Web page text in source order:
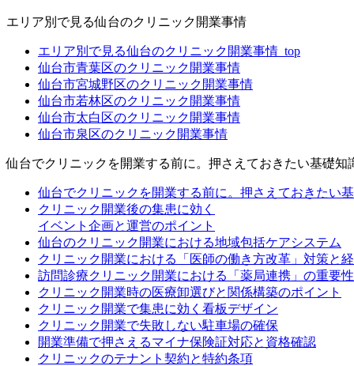
エリア別で見る仙台のクリニック開業事情
エリア別で見る仙台のクリニック開業事情_top
仙台市青葉区のクリニック開業事情
仙台市宮城野区のクリニック開業事情
仙台市若林区のクリニック開業事情
仙台市太白区のクリニック開業事情
仙台市泉区のクリニック開業事情
仙台でクリニックを開業する前に。押さえておきたい基礎知
仙台でクリニックを開業する前に。押さえておきたい
クリニック開業後の集患に効く
イベント企画と運営のポイント
仙台のクリニック開業における地域包括ケアシステム
クリニック開業における「医師の働き方改革」対策と
訪問診療クリニック開業における「薬局連携」の重要性
クリニック開業時の医療卸選びと関係構築のポイント
クリニック開業で集患に効く看板デザイン
クリニック開業で失敗しない駐車場の確保
開業準備で押さえるマイナ保険証対応と資格確認
クリニックのテナント契約と特約条項